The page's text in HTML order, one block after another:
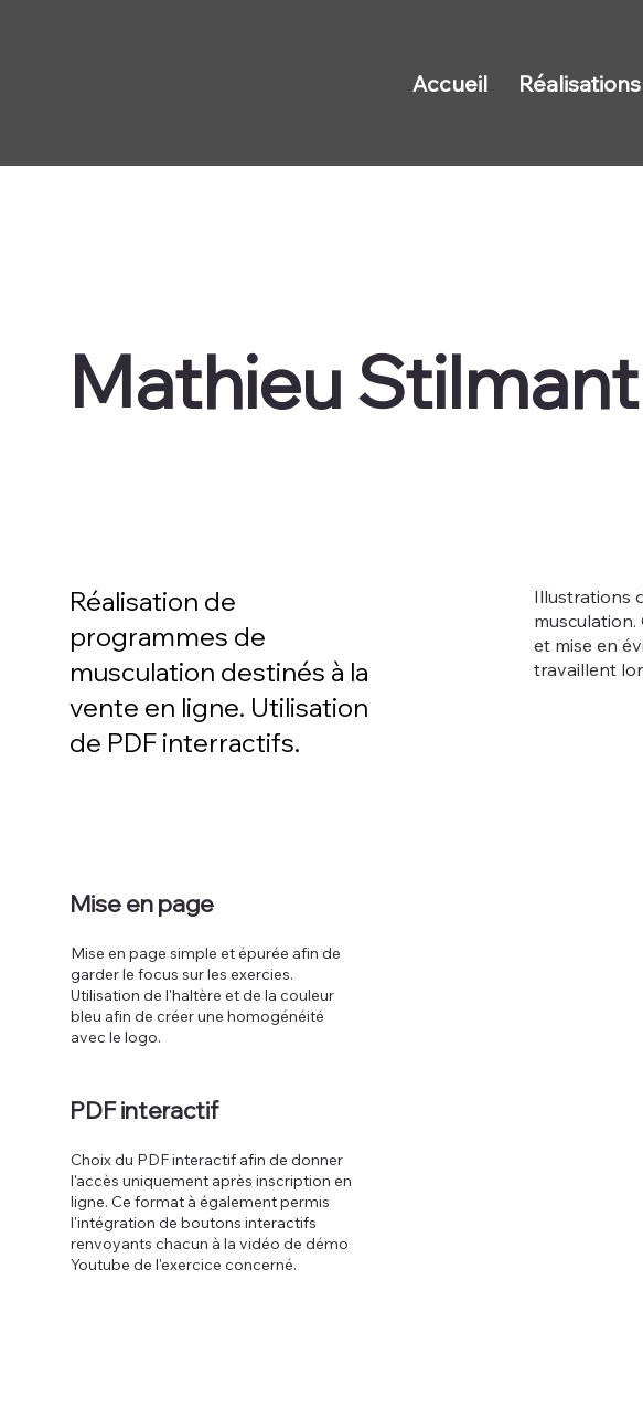
Accueil
Mathieu
Réalisation de
programmes de
musculation destinés à la
vente en ligne. Utilisation
de PDF interractifs.
Illustrations
et mise en
travaillent
Mise en page
Mise en page simple et épurée afin de
garder le focus sur les exercies.
Utilisation de l'haltère et de la couleur
bleu afin de créer une homogénéité
avec le logo.
PDF interactif
Choix du PDF interactif afin de donner
l'accès uniquement après inscription en
ligne. Ce format à également permis
l'intégration de boutons interactifs
renvoyants chacun à la vidéo de démo
Youtube de l'exercice concerné.